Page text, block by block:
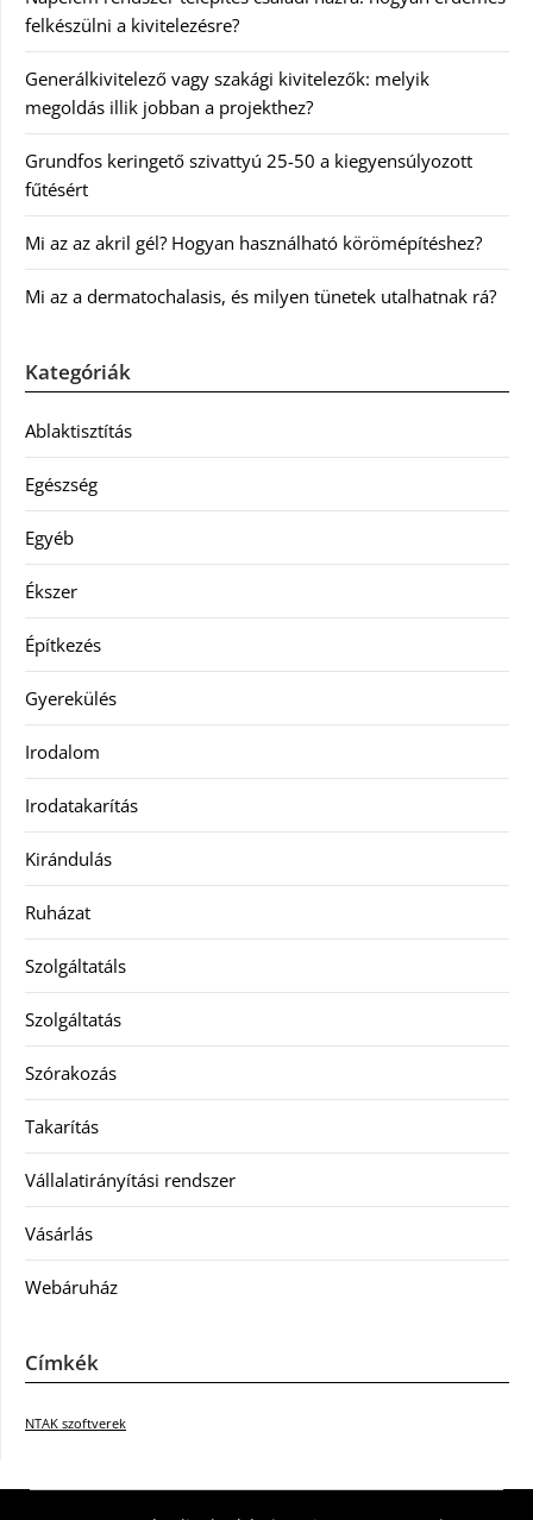
felkészülni a kivitelezésre?
Generálkivitelező vagy szakági kivitelezők: melyik
megoldás illik jobban a projekthez?
Grundfos keringető szivattyú 25-50 a kiegyensúlyozott
fűtésért
Mi az az akril gél? Hogyan használható körömépítéshez?
Mi az a dermatochalasis, és milyen tünetek utalhatnak rá?
Kategóriák
Ablaktisztítás
Egészség
Egyéb
Ékszer
Építkezés
Gyerekülés
Irodalom
Irodatakarítás
Kirándulás
Ruházat
Szolgáltatáls
Szolgáltatás
Szórakozás
Takarítás
Vállalatirányítási rendszer
Vásárlás
Webáruház
Címkék
NTAK szoftverek